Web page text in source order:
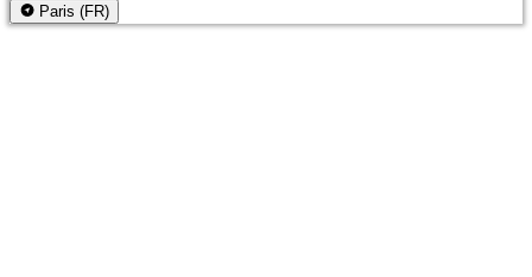
Paris (FR)